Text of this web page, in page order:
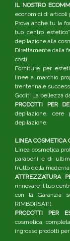
IL NOSTRO
economici di articoli
Prova anche tu la
tuo centro
depilazione alla
Direttamente dalla
costi.
Forniture per
linee a marchio
trentennale
Goditi La bellezza
PRODOTTI PER
depilazione, cere
depilazione.
LINEA COSMETICA
Linea cosmetica
parabeni e di
frutto della moderna
ATTREZZATURA
rinnovare il tuo
con la Garanzia
RIMBORSATI).
PRODOTTI PER
cosmetica
ingrosso prodotti